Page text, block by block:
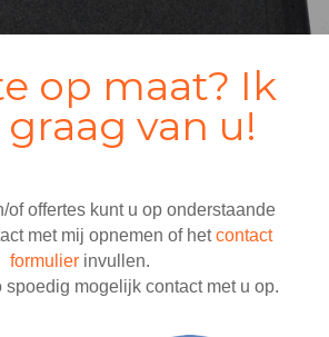
op maat? Ik
van u!
of offertes kunt u op onderstaande
met mij opnemen of hetcontact
formulier invullen.
spoedig mogelijk contact met u op.